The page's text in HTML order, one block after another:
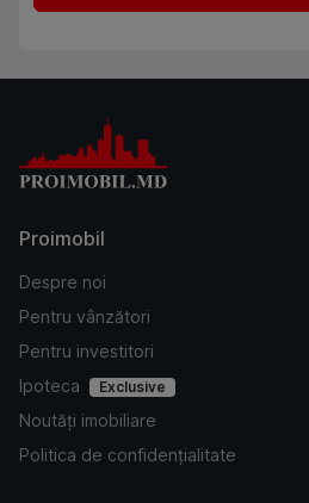
Proimobil
Despre noi
Pentru vânzători
Pentru investitori
Ipoteca
Exclusive
Noutăți imobiliare
Politica de confidențialitate